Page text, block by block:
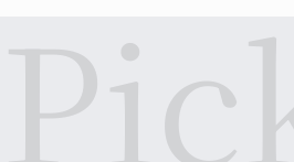
2025.06.24
【プールOPENのお知
リブマックスリゾー
開放感あふれる屋外